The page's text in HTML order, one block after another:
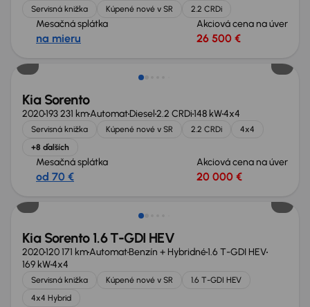
Servisná knižka Kúpené nové v SR 2.2 CRDi
Mesačná splátka
na mieru
Akciová cena na úver
26 500 €
Možnosť odpočtu DPH
Kia Sorento
2020193 231 kmAutomatDiesel2.2 CRDi148 kW4x4
Servisná knižka Kúpené nové v SR 2.2 CRDi
4x4
+8 ďalších
Mesačná splátka
od 70 €
Akciová cena na úver
20 000 €
Kia Sorento 1.6 T-GDI HEV
2020120 171 kmAutomatBenzín + Hybridné1.6 T-GDI HEV
169 kW4x4
Servisná knižka Kúpené nové v SR
1.6 T-GDI HEV
4x4 Hybrid